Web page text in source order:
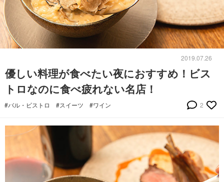
2019.07.26
優しい料理が食べたい夜におすすめ！ビス
トロなのに食べ疲れない名店！
#バル・ビストロ #スイーツ #ワイン 2